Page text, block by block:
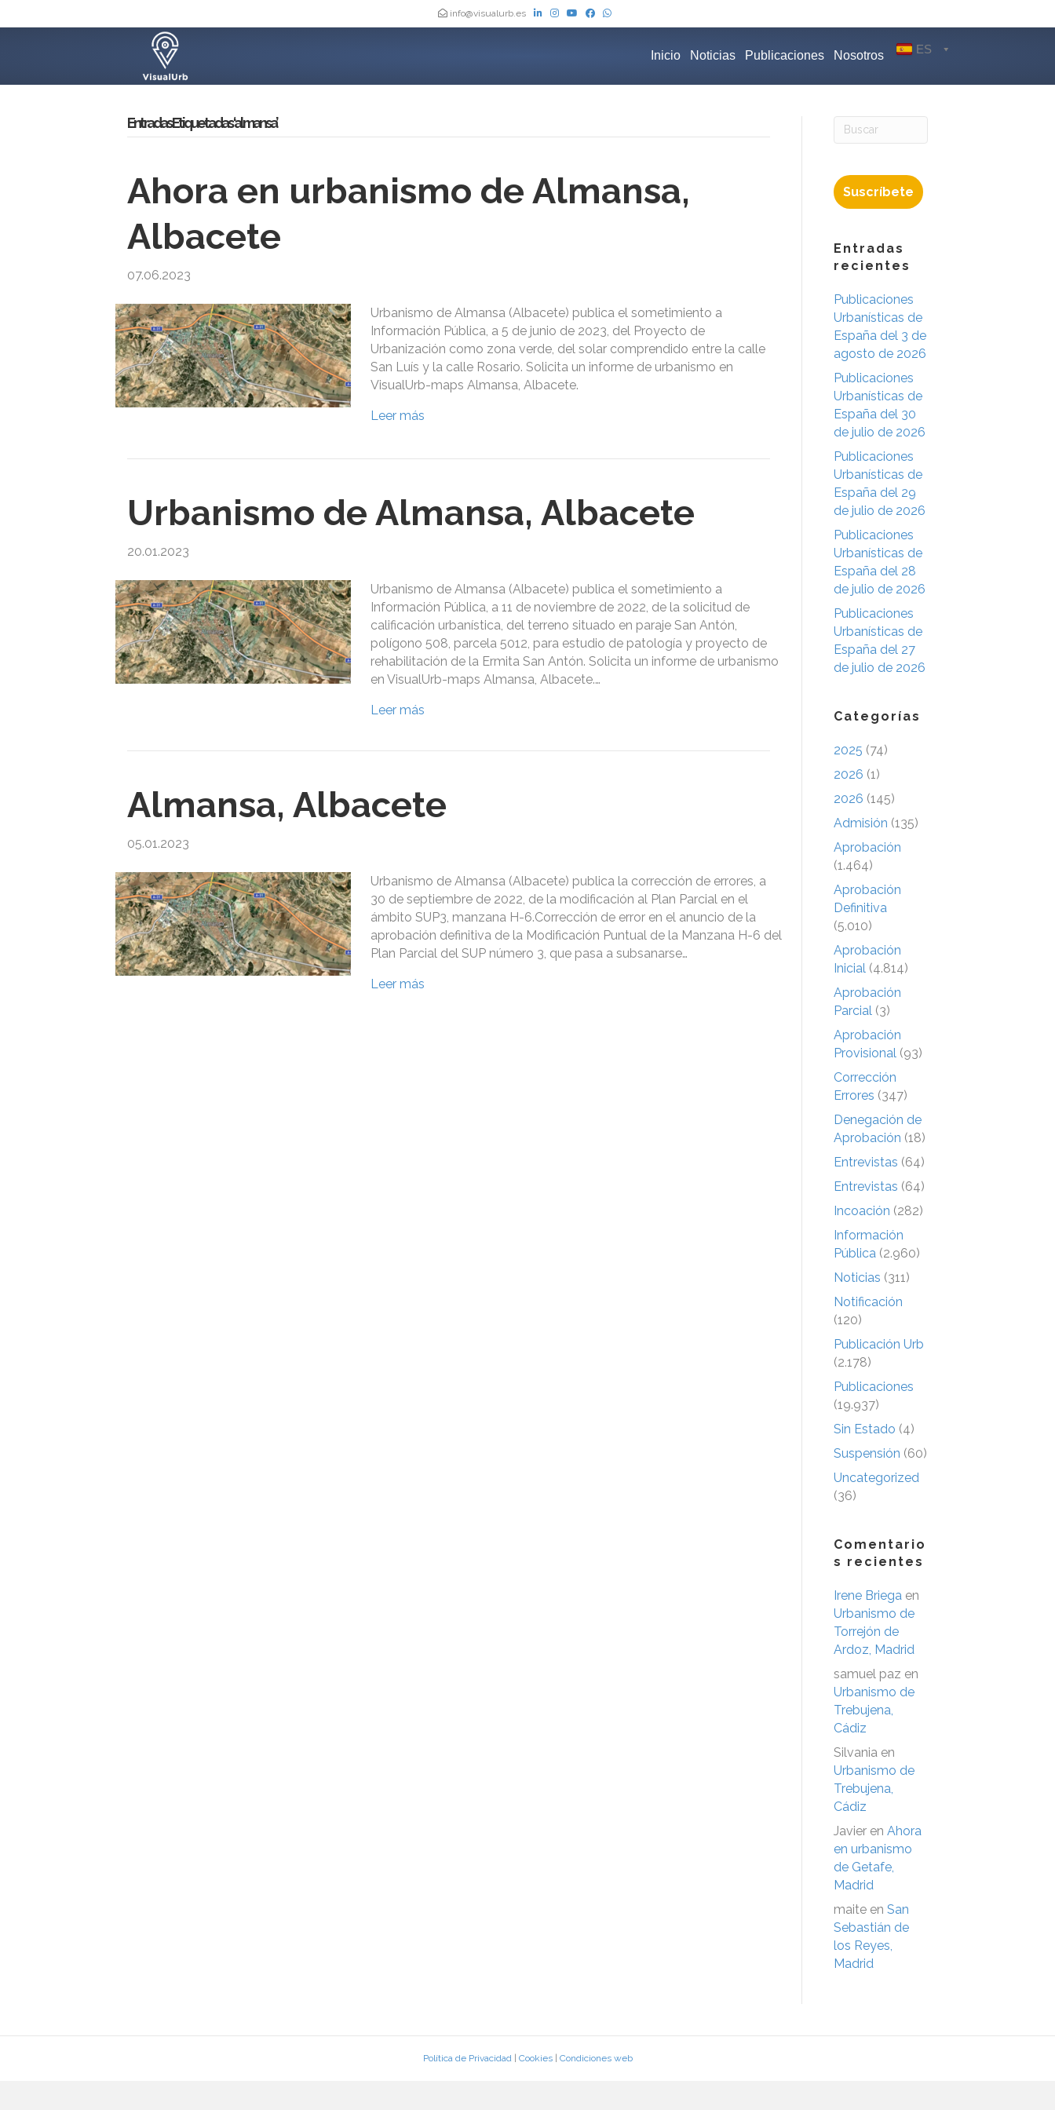
info@visualurb.es
Inicio Noticias Publicaciones Nosotros ES
Entradas Etiquetadas ‘almansa’
Ahora en urbanismo de Almansa,
Albacete
07.06.2023
Urbanismo de Almansa (Albacete) publica el sometimiento a
Información Pública, a 5 de junio de 2023, del Proyecto de
Urbanización como zona verde, del solar comprendido entre la calle
San Luís y la calle Rosario. Solicita un informe de urbanismo en
VisualUrb-maps Almansa, Albacete.
Leer más
Urbanismo de Almansa, Albacete
20.01.2023
Urbanismo de Almansa (Albacete) publica el sometimiento a
Información Pública, a 11 de noviembre de 2022, de la solicitud de
calificación urbanística, del terreno situado en paraje San Antón,
polígono 508, parcela 5012, para estudio de patología y proyecto de
rehabilitación de la Ermita San Antón. Solicita un informe de urbanismo
en VisualUrb-maps Almansa, Albacete.…
Leer más
Almansa, Albacete
05.01.2023
Urbanismo de Almansa (Albacete) publica la corrección de errores, a
30 de septiembre de 2022, de la modificación al Plan Parcial en el
ámbito SUP3, manzana H-6.Corrección de error en el anuncio de la
aprobación definitiva de la Modificación Puntual de la Manzana H-6 del
Plan Parcial del SUP número 3, que pasa a subsanarse…
Leer más
Suscríbete
Entradas
recientes
Publicaciones
Urbanísticas de
España del 3 de
agosto de 2026
Publicaciones
Urbanísticas de
España del 30
de julio de 2026
Publicaciones
Urbanísticas de
España del 29
de julio de 2026
Publicaciones
Urbanísticas de
España del 28
de julio de 2026
Publicaciones
Urbanísticas de
España del 27
de julio de 2026
Categorías
2025 (74)
2026 (1)
2026 (145)
Admisión (135)
Aprobación
(1.464)
Aprobación
Definitiva
(5.010)
Aprobación
Inicial (4.814)
Aprobación
Parcial (3)
Aprobación
Provisional (93)
Corrección
Errores (347)
Denegación de
Aprobación (18)
Entrevistas (64)
Entrevistas (64)
Incoación (282)
Información
Pública (2.960)
Noticias (311)
Notificación
(120)
Publicación Urb
(2.178)
Publicaciones
(19.937)
Sin Estado (4)
Suspensión (60)
Uncategorized
(36)
Comentario
s recientes
Irene Briega en
Urbanismo de
Torrejón de
Ardoz, Madrid
samuel paz en
Urbanismo de
Trebujena,
Cádiz
Silvania en
Urbanismo de
Trebujena,
Cádiz
Javier en Ahora
en urbanismo
de Getafe,
Madrid
maite en San
Sebastián de
los Reyes,
Madrid
Política de Privacidad| Cookies| Condiciones web